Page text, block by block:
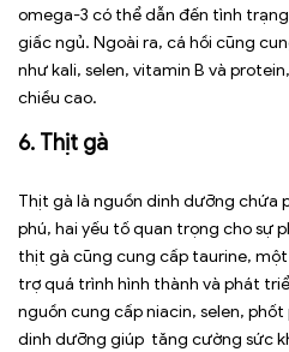
omega-3 có thể dẫn đến tình
giấc ngủ. Ngoài ra, cá hồi cũng
như kali, selen, vitamin B và
chiều cao.
6. Thịt gà
Thịt gà là nguồn dinh dưỡng chứa
phú, hai yếu tố quan trọng cho sự
thịt gà cũng cung cấp taurine,
trợ quá trình hình thành và phát
nguồn cung cấp niacin, selen,
dinh dưỡng giúp tăng cường sức